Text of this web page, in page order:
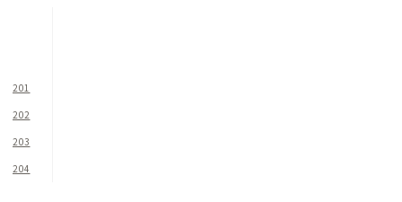
目と鼻の先が瀬戸内海という立地にふさわしい、穏やかな雰囲
気がこの家の魅力です。
201
202
203
204